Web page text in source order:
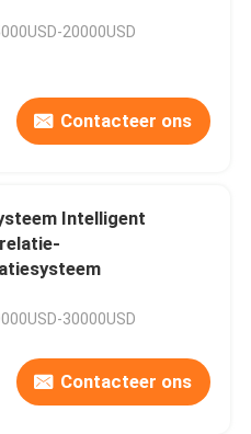
20000USD
Contacteer ons
Intelligent
30000USD
Contacteer ons